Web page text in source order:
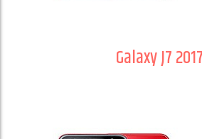
Galaxy J7 2017